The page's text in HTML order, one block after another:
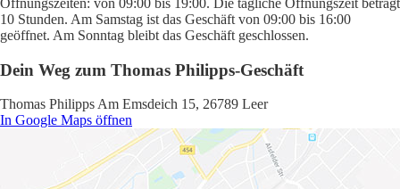
10 Stunden. Am Samstag ist das Geschäft von 09:00 bis 16:00
geöffnet. Am Sonntag bleibt das Geschäft geschlossen.
Dein Weg zum Thomas Philipps-Geschäft
Thomas Philipps Am Emsdeich 15, 26789 Leer
In Google Maps öffnen